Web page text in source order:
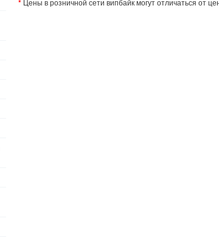
* Цены в розничной сети випбайк могут отличаться от